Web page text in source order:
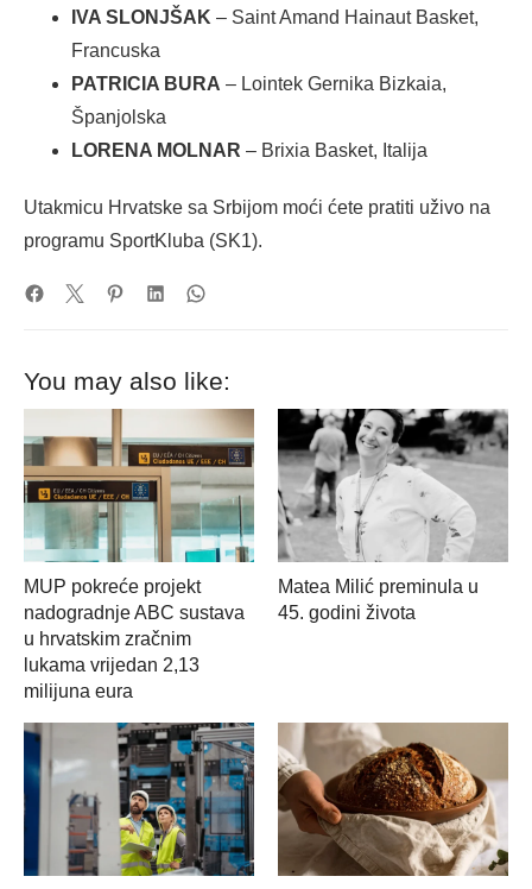
IVA SLONJŠAK – Saint Amand Hainaut Basket,
Francuska
PATRICIA BURA – Lointek Gernika Bizkaia,
Španjolska
LORENA MOLNAR – Brixia Basket, Italija
Utakmicu Hrvatske sa Srbijom moći ćete pratiti uživo na
programu SportKluba (SK1).
You may also like:
MUP pokreće projekt
nadogradnje ABC sustava
u hrvatskim zračnim
lukama vrijedan 2,13
milijuna eura
Matea Milić preminula u
45. godini života